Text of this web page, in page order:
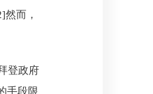
而，
登政府
手段限